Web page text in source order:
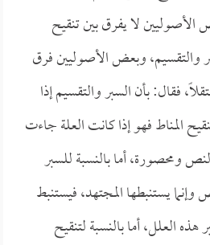
الأصوليين لا يفرق بين تنقيح
والتقسيم، وبعض الأصوليين فرق
فقال: بأن السبر والتقسيم إذا
المناط فهو إذا كانت العلة جاءت
ومحصورة، أما بالنسبة للسبر
يستنبطها المجتهد، فيستنبط
العلل، أما بالنسبة لتنقيح